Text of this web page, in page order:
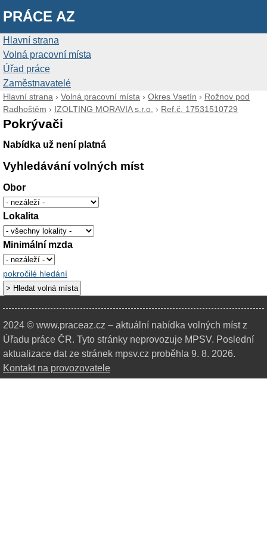
PRÁCE AZ
Hlavní strana
Volná pracovní místa
Úřad práce
Zaměstnavatelé
Hlavní strana › Volná pracovní místa › Okres Vsetín › Rožnov pod
Radhoštěm › IZOLTING MORAVIA s.r.o. › Ref.č. 17531510729
Pokrývači
Nabídka už není platná
Vyhledávání volných míst
Obor
Lokalita
Minimální mzda
pokročilé hledání
2024 © www.praceaz.cz – aktuální nabídka volných míst z
Úřadu práce ČR. Tyto stránky neprovozuje MPSV. Poslední
aktualizace dat ze stránek mpsv.cz proběhla 9. 8. 2026.
Kontakt na provozovatele